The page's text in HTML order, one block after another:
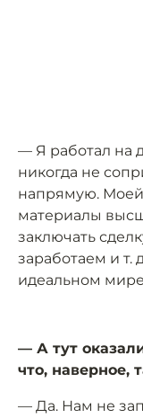
— Я работал на
никогда не
напрямую. Моей
материалы
заключать
заработаем и т.
идеальном
— А тут
что, наверное,
— Да. Нам не